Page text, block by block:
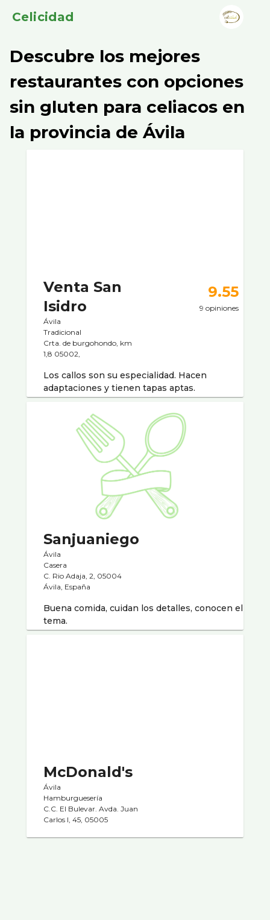
Celicidad
Descubre los mejores
restaurantes con opciones
sin gluten para celiacos en
la provincia de Ávila
Venta San
Isidro
Ávila
Tradicional
Crta. de burgohondo, km
1,8 05002,
9.55
9 opiniones
Los callos son su especialidad. Hacen
adaptaciones y tienen tapas aptas.
Sanjuaniego
Ávila
Casera
C. Rio Adaja, 2, 05004
Ávila, España
Buena comida, cuidan los detalles, conocen el
tema.
McDonald's
Ávila
Hamburgueserí­a
C.C. El Bulevar. Avda. Juan
Carlos I, 45, 05005